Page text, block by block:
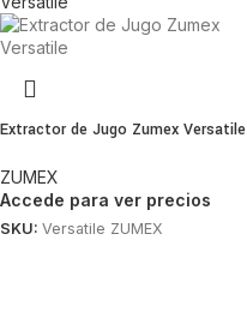
Extractor de Jugo Zumex Versatile
ZUMEX
Accede para ver precios
SKU: Versatile ZUMEX